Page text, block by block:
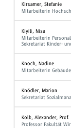
Kirsamer, Stefanie
Mitarbeiterin
Kiyili, Nisa
Mitarbeiterin Personal
Sekretariat Kinder-
Knoch, Nadine
Mitarbeiterin
Knödler, Marion
Sekretariat
Kolb, Alexander, Prof.
Professor Fakultät